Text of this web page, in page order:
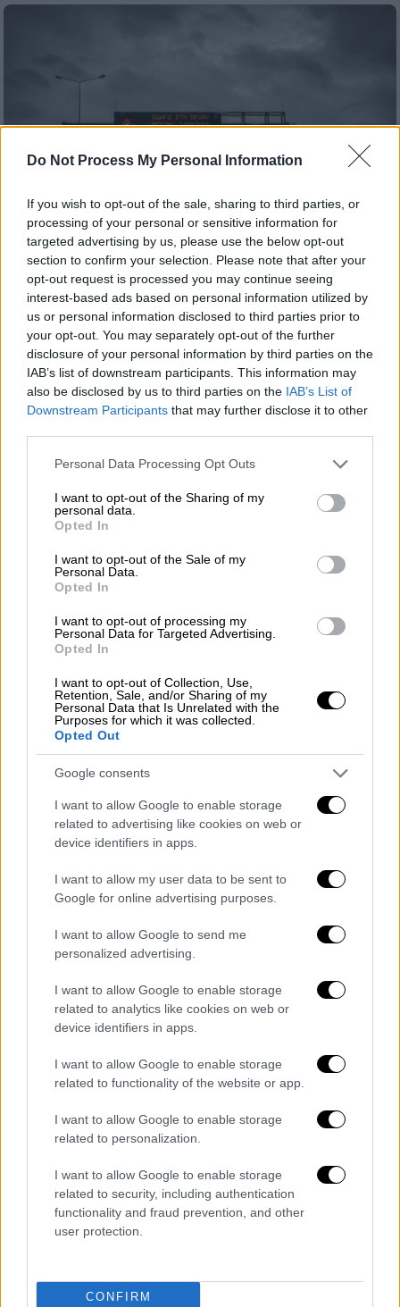
Do Not Process My Personal Information
If you wish to opt-out of the sale, sharing to third parties, or
processing of your personal or sensitive information for
targeted advertising by us, please use the below opt-out
section to confirm your selection. Please note that after your
opt-out request is processed you may continue seeing
interest-based ads based on personal information utilized by
us or personal information disclosed to third parties prior to
your opt-out. You may separately opt-out of the further
disclosure of your personal information by third parties on the
IAB’s list of downstream participants. This information may
also be disclosed by us to third parties on the IAB’s List of
Downstream Participants that may further disclose it to other
Please note that this website/app uses one or more Google
not limited to your visit or usage behaviour. You may click to
grant or deny consent to Google and its third-party tags to
use your data for below specified purposes in below Google
consent section.
Personal Data Processing Opt Outs
I want to opt-out of the Sharing of my
personal data.
Opted In
I want to opt-out of the Sale of my
Personal Data.
Opted In
I want to opt-out of processing my
Personal Data for Targeted Advertising.
Opted In
I want to opt-out of Collection, Use,
Retention, Sale, and/or Sharing of my
Personal Data that Is Unrelated with the
Purposes for which it was collected.
Opted Out
Google consents
I want to allow Google to enable storage
related to advertising like cookies on web or
device identifiers in apps.
I want to allow my user data to be sent to
Google for online advertising purposes.
I want to allow Google to send me
personalized advertising.
I want to allow Google to enable storage
related to analytics like cookies on web or
device identifiers in apps.
I want to allow Google to enable storage
related to functionality of the website or app.
I want to allow Google to enable storage
related to personalization.
I want to allow Google to enable storage
related to security, including authentication
functionality and fraud prevention, and other
user protection.
CONFIRM
Ελλάδα 12.01.2019 22:41
Καιρός: Βροχές, καταιγίδες και χιόνια
την Κυριακή
Τοπικά περιορισμένη ορατότητα στα
ηπειρωτικά τις πρωινές και βραδινές ώρες
Ελλάδα|12.01.2019 22:30
Επίθεση με μολότοφ εναντίον ΜΑΤ στην
Πατησίων
Από την επίθεση δεν έχουν αναφερθεί
τραυματισμοί ή συλλήψεις
Ελλάδα|12.01.2019 22:19
εισβάλλουν στο στούντιο της ΕΡΤ (vid)
Παρακολουθείστε το σχετικό στιγμιότυπο